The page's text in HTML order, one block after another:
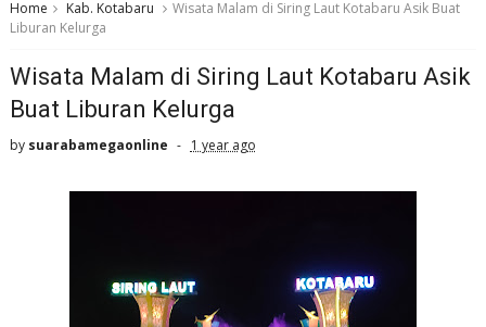
Home Kab. Kotabaru
Wisata Malam di Siring Laut Kotabaru Asik Buat
Liburan Kelurga
Wisata Malam di Siring Laut Kotabaru Asik
Buat Liburan Kelurga
by suarabamegaonline 1 year ago